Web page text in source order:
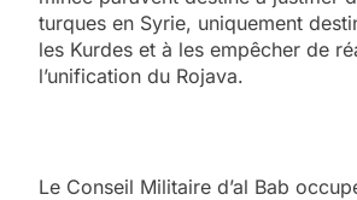
turques en Syrie, uniquement
les Kurdes et à les empêcher de
l’unification du Rojava.
Le Conseil Militaire d’al Bab